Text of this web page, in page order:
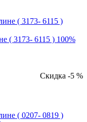
( 3173- 6115 ) 100%
Скидка -5 %